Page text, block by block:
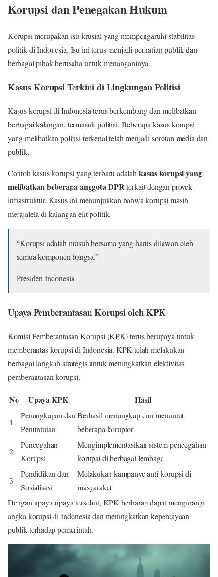
Korupsi dan Penegakan Hukum
Korupsi merupakan isu krusial yang mempengaruhi stabilitas
politik di Indonesia. Isu ini terus menjadi perhatian publik dan
berbagai pihak berusaha untuk menanganinya.
Kasus Korupsi Terkini di Lingkungan Politisi
Kasus korupsi di Indonesia terus berkembang dan melibatkan
berbagai kalangan, termasuk politisi. Beberapa kasus korupsi
yang melibatkan politisi terkenal telah menjadi sorotan media dan
publik.
Contoh kasus korupsi yang terbaru adalah kasus korupsi yang
melibatkan beberapa anggota DPRterkait dengan proyek
infrastruktur. Kasus ini menunjukkan bahwa korupsi masih
merajalela di kalangan elit politik.
“Korupsi adalah musuh bersama yang harus dilawan oleh
semua komponen bangsa.”
Presiden Indonesia
Upaya Pemberantasan Korupsi oleh KPK
Komisi Pemberantasan Korupsi (KPK) terus berupaya untuk
memberantas korupsi di Indonesia. KPK telah melakukan
berbagai langkah strategis untuk meningkatkan efektivitas
pemberantasan korupsi.
No Upaya KPK Hasil
1
Penangkapan dan
Penuntutan
Berhasil menangkap dan menuntut
beberapa koruptor
2
Pencegahan
Korupsi
Mengimplementasikan sistem pencegahan
korupsi di berbagai lembaga
3
Pendidikan dan
Sosialisasi
Melakukan kampanye anti-korupsi di
masyarakat
Dengan upaya-upaya tersebut, KPK berharap dapat mengurangi
angka korupsi di Indonesia dan meningkatkan kepercayaan
publik terhadap pemerintah.